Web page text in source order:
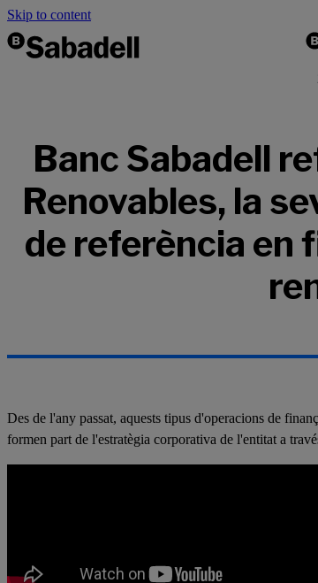
Skip to content
Banc Sabadell
Renovables, la
de referència en
Des de l'any passat, aquests tipus d'operacions de
formen part de l'estratègia corporativa de l'entitat a